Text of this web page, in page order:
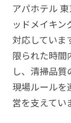
アパホテル
ッドメイキン
対応していま
限られた時間
し、清掃品質
現場ルールを
営を支えてい